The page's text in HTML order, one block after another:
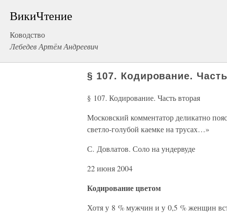
ВикиЧтение
Ководство
Лебедев Артём Андреевич
§ 107. Кодирование.
§ 107. Кодирование. Часть вторая
Московский комментатор деликатно
светло-голубой каемке на трусах…»
С. Довлатов. Соло на ундервуде
22 июня 2004
Кодирование цветом
Хотя у 8 % мужчин и у 0,5 % женщин